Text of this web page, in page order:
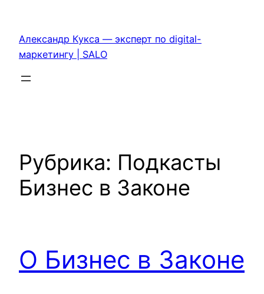
содержимому
Александр Кукса — эксперт по digital-
маркетингу | SALO
Рубрика: Подкасты
Бизнес в Законе
О Бизнес в Законе